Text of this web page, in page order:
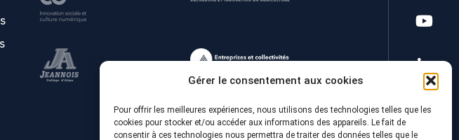
Gérer le consentement aux cookies
Pour offrir les meilleures expériences, nous utilisons des technologies telles que les
cookies pour stocker et/ou accéder aux informations des appareils. Le fait de
consentir à ces technologies nous permettra de traiter des données telles que le